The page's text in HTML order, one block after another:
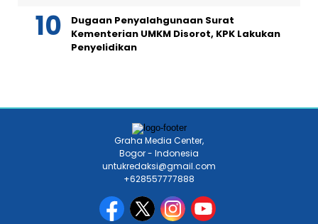
Dugaan Penyalahgunaan Surat
Kementerian UMKM Disorot, KPK Lakukan
Penyelidikan
Graha Media Center,
Bogor - Indonesia
untukredaksi@gmail.com
+628557777888